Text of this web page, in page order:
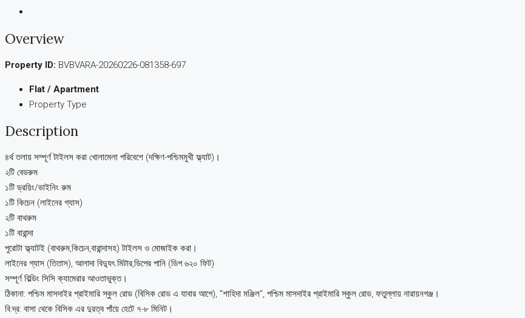
Overview
Property ID: BVBVARA-20260226-081358-697
Flat / Apartment
Property Type
Description
৪র্থ তলায় সম্পূর্ণ টাইলস করা খোলামেলা পরিবেশে (দক্ষিণ-পশ্চিমমুখী ফ্ল্যাট)।
২টি বেডরুম
১টি ড্রয়িং/ডাইনিং রুম
১টি কিচেন (লাইনের গ্যাস)
২টি বাথরুম
১টি বারান্দা
পুরোটা ফ্ল্যাটই (বাথরুম,কিচেন,বারান্দাসহ) টাইলস ও মোজাইক করা।
লাইনের গ্যাস (তিতাস), আলাদা বিদ্যুৎ মিটার,ডিপের পানি (ডিপ ৬২০ ফিট)
সম্পূর্ণ বিল্ডিং সিসি ক্যামেরার আওতাভুক্ত।
ঠিকানা: পশ্চিম মাসদাইর প্রাইমারি স্কুল রোড (বিসিক রোড এ যাবার আগে), ”শাহিদা মঞ্জিল”, পশ্চিম মাসদাইর প্রাইমারি স্কুল রোড, ফতুল্লায় নারায়নগঞ্জ।
বি:দ্র: বাসা থেকে বিসিক এর দুরত্ব পাঁয়ে হেটে ৭-৮ মিনিট।